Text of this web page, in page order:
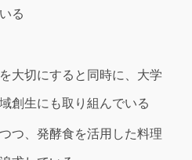
る
大切にすると同時に、大学
創生にも取り組んでいる
つ、発酵食を活用した料理